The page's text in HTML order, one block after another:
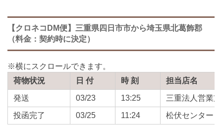
【クロネコDM便】三重県四日市市から埼玉県北葛飾郡
（料金：契約時に決定）
荷物状況 日 付 時 刻 担当店名
発送 03/23 13:25 三重法人営業
投函完了 03/25 11:24 松伏センター